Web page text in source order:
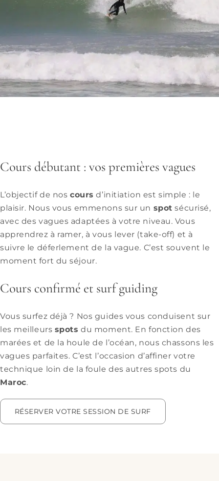
Cours débutant : vos premières vagues
L’objectif de noscours d’initiation est simple : le
plaisir. Nous vous emmenons sur un spot sécurisé,
avec desvagues adaptées à votre niveau. Vous
apprendrez à ramer, à vous lever (take-off) et à
suivre le déferlement de la vague. C’est souvent le
moment fort du séjour.
Cours confirmé et surf guiding
Vous surfez déjà ? Nos guides vous conduisent sur
les meilleurs spots du moment. En fonction des
marées et de la houle de l’océan, nous chassons les
vagues parfaites. C’est l’occasion d’affiner votre
technique loin de la foule des autres spots du
Maroc.
RÉSERVER VOTRE SESSION DE SURF